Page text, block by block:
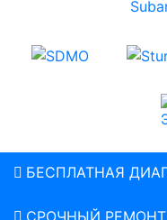
БЕСПЛАТНАЯ